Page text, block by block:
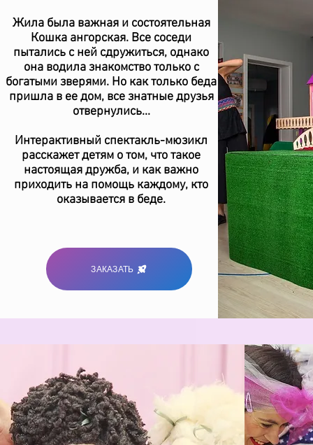
Жила была важная и состоятельная
Кошка ангорская. Все соседи
пытались с ней сдружиться, однако
она водила знакомство только с
богатыми зверями. Но как только беда
пришла в ее дом, все знатные друзья
отвернулись...
Интерактивный спектакль-мюзикл
расскажет детям о том, что такое
настоящая дружба, и как важно
приходить на помощь каждому, кто
оказывается в беде.
ЗАКАЗАТЬ